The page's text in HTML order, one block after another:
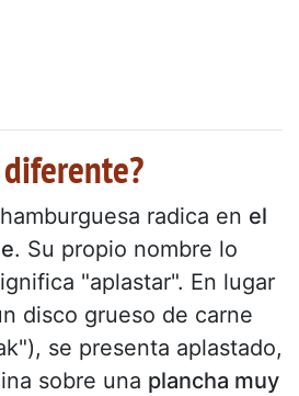
radica en el
. Su propio nombre lo
"aplastar". En lugar
disco grueso de carne
se presenta aplastado,
sobre una plancha muy